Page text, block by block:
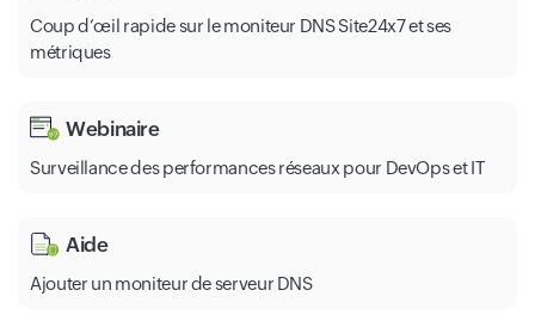
Coup d’œil rapide sur le moniteur DNS Site24x7 et ses
métriques
Webinaire
Surveillance des performances réseaux pour DevOps et IT
Aide
Ajouter un moniteur de serveur DNS